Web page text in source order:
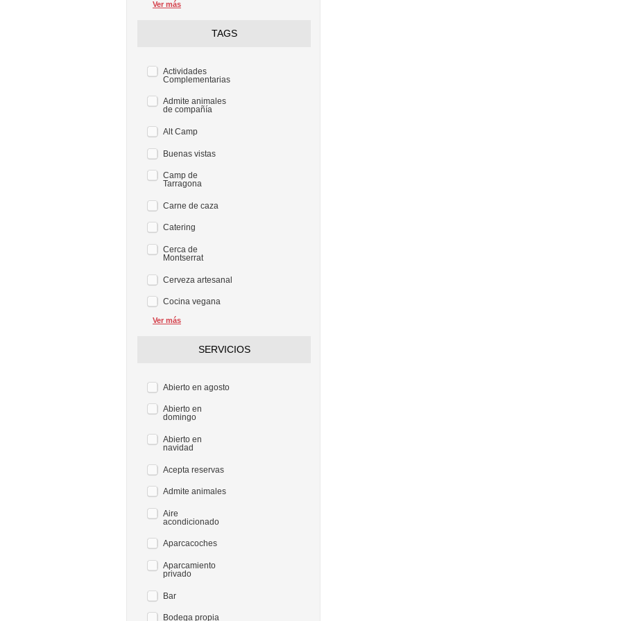
Ver más
TAGS
Actividades
Complementarias
Admite animales
de compañía
Alt Camp
Buenas vistas
Camp de
Tarragona
Carne de caza
Catering
Cerca de
Montserrat
Cerveza artesanal
Cocina vegana
Ver más
SERVICIOS
Abierto en agosto
Abierto en
domingo
Abierto en
navidad
Acepta reservas
Admite animales
Aire
acondicionado
Aparcacoches
Aparcamiento
privado
Bar
Bodega propia